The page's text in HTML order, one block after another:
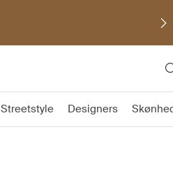
Streetstyle Designers